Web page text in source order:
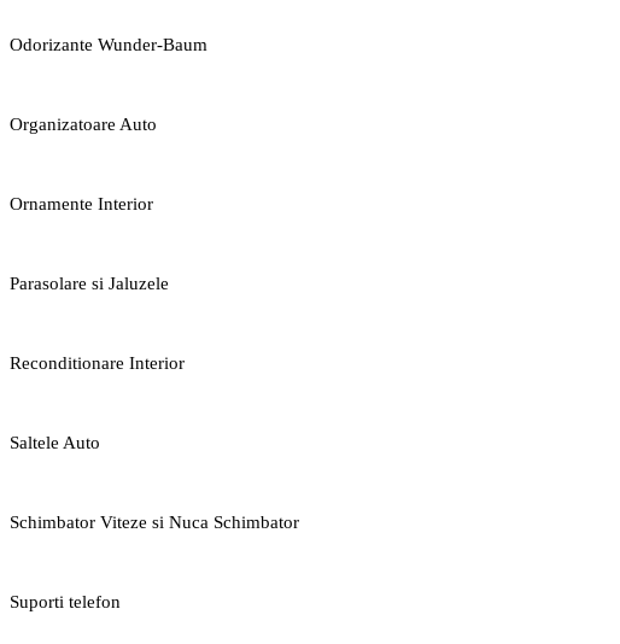
Odorizante Wunder-Baum
Organizatoare Auto
Ornamente Interior
Parasolare si Jaluzele
Reconditionare Interior
Saltele Auto
Schimbator Viteze si Nuca Schimbator
Suporti telefon